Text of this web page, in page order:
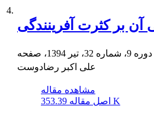
4.
آن بر کثرت آفرینندگی
علی اکبر رضادوست
مشاهده مقاله
اصل مقاله 353.39 K